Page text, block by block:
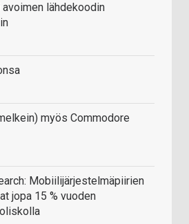
lähdekoodin
myös Commodore
Mobiilijärjestelmäpiirien
jopa 15 % vuoden